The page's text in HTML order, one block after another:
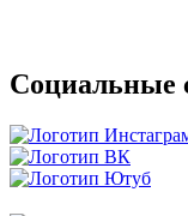
Социальные